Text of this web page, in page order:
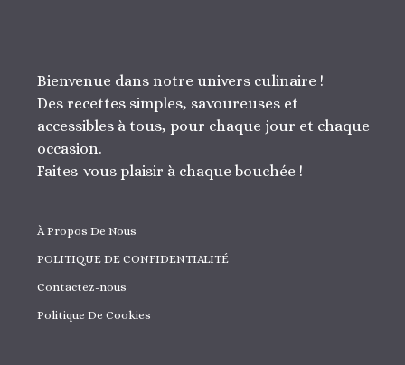
Bienvenue dans notre univers culinaire !
Des recettes simples, savoureuses et
accessibles à tous, pour chaque jour et chaque
occasion.
Faites-vous plaisir à chaque bouchée !
À Propos De Nous
POLITIQUE DE CONFIDENTIALITÉ
Contactez-nous
Politique De Cookies